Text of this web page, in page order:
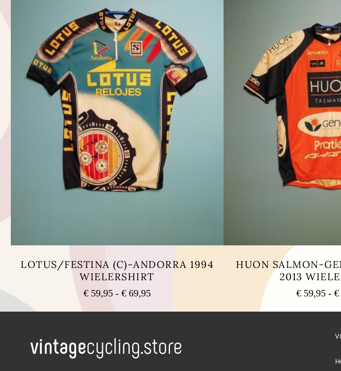
LOTUS/FESTINA (C)-ANDORRA 1994
WIELERSHIRT
€ 59,95 - € 69,95Prijsklasse:
tot
variaties.
Deze
HUON SALMON-
2013
€ 59,95 - €